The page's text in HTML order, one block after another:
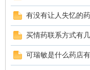
有没有让人失忆的
买情药联系方式有
可瑞敏是什么药店